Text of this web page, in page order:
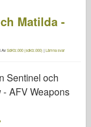
Matilda -
AvSdKfz.000 (sdkfz.000) |Lämna svar
Sentinel och
AFV Weapons